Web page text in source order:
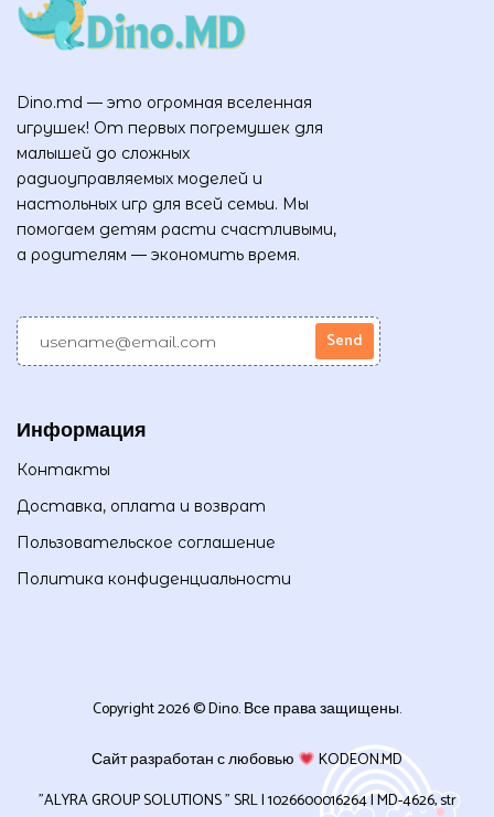
Dino.md — это огромная вселенная
игрушек! От первых погремушек для
малышей до сложных
радиоуправляемых моделей и
настольных игр для всей семьи. Мы
помогаем детям расти счастливыми,
а родителям — экономить время.
Информация
Контакты
Доставка, оплата и возврат
Пользовательское соглашение
Политика конфиденциальности
Copyright 2026 © Dino. Все права защищены.
Сайт разработан с любовью
KODEON.MD
”ALYRA GROUP SOLUTIONS ” SRL | 1026600016264 | MD-4626, str